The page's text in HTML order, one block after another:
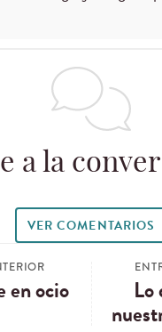
a la
VER COMENTARIOS
en ocio Lo